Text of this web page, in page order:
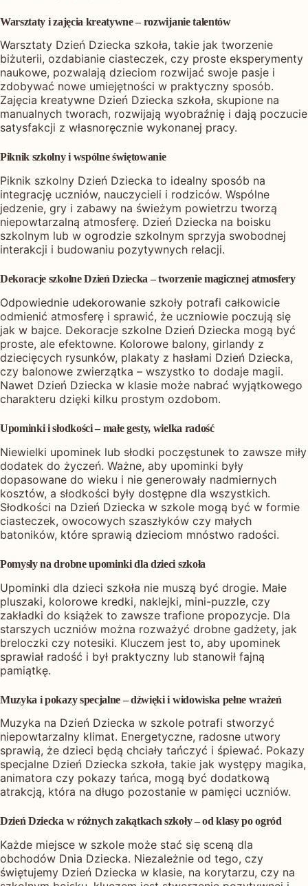
Warsztaty i zajęcia kreatywne – rozwijanie talentów
Warsztaty Dzień Dziecka szkoła, takie jak tworzenie
biżuterii, ozdabianie ciasteczek, czy proste eksperymenty
naukowe, pozwalają dzieciom rozwijać swoje pasje i
zdobywać nowe umiejętności w praktyczny sposób.
Zajęcia kreatywne Dzień Dziecka szkoła, skupione na
manualnych tworach, rozwijają wyobraźnię i dają poczucie
satysfakcji z własnoręcznie wykonanej pracy.
Piknik szkolny i wspólne świętowanie
Piknik szkolny Dzień Dziecka to idealny sposób na
integrację uczniów, nauczycieli i rodziców. Wspólne
jedzenie, gry i zabawy na świeżym powietrzu tworzą
niepowtarzalną atmosferę. Dzień Dziecka na boisku
szkolnym lub w ogrodzie szkolnym sprzyja swobodnej
interakcji i budowaniu pozytywnych relacji.
Dekoracje szkolne Dzień Dziecka – tworzenie magicznej atmosfery
Odpowiednie udekorowanie szkoły potrafi całkowicie
odmienić atmosferę i sprawić, że uczniowie poczują się
jak w bajce. Dekoracje szkolne Dzień Dziecka mogą być
proste, ale efektowne. Kolorowe balony, girlandy z
dziecięcych rysunków, plakaty z hasłami Dzień Dziecka,
czy balonowe zwierzątka – wszystko to dodaje magii.
Nawet Dzień Dziecka w klasie może nabrać wyjątkowego
charakteru dzięki kilku prostym ozdobom.
Upominki i słodkości – małe gesty, wielka radość
Niewielki upominek lub słodki poczęstunek to zawsze miły
dodatek do życzeń. Ważne, aby upominki były
dopasowane do wieku i nie generowały nadmiernych
kosztów, a słodkości były dostępne dla wszystkich.
Słodkości na Dzień Dziecka w szkole mogą być w formie
ciasteczek, owocowych szaszłyków czy małych
batoników, które sprawią dzieciom mnóstwo radości.
Pomysły na drobne upominki dla dzieci szkoła
Upominki dla dzieci szkoła nie muszą być drogie. Małe
pluszaki, kolorowe kredki, naklejki, mini-puzzle, czy
zakładki do książek to zawsze trafione propozycje. Dla
starszych uczniów można rozważyć drobne gadżety, jak
breloczki czy notesiki. Kluczem jest to, aby upominek
sprawiał radość i był praktyczny lub stanowił fajną
pamiątkę.
Muzyka i pokazy specjalne – dźwięki i widowiska pełne wrażeń
Muzyka na Dzień Dziecka w szkole potrafi stworzyć
niepowtarzalny klimat. Energetyczne, radosne utwory
sprawią, że dzieci będą chciały tańczyć i śpiewać. Pokazy
specjalne Dzień Dziecka szkoła, takie jak występy magika,
animatora czy pokazy tańca, mogą być dodatkową
atrakcją, która na długo pozostanie w pamięci uczniów.
Dzień Dziecka w różnych zakątkach szkoły – od klasy po ogród
Każde miejsce w szkole może stać się sceną dla
obchodów Dnia Dziecka. Niezależnie od tego, czy
świętujemy Dzień Dziecka w klasie, na korytarzu, czy na